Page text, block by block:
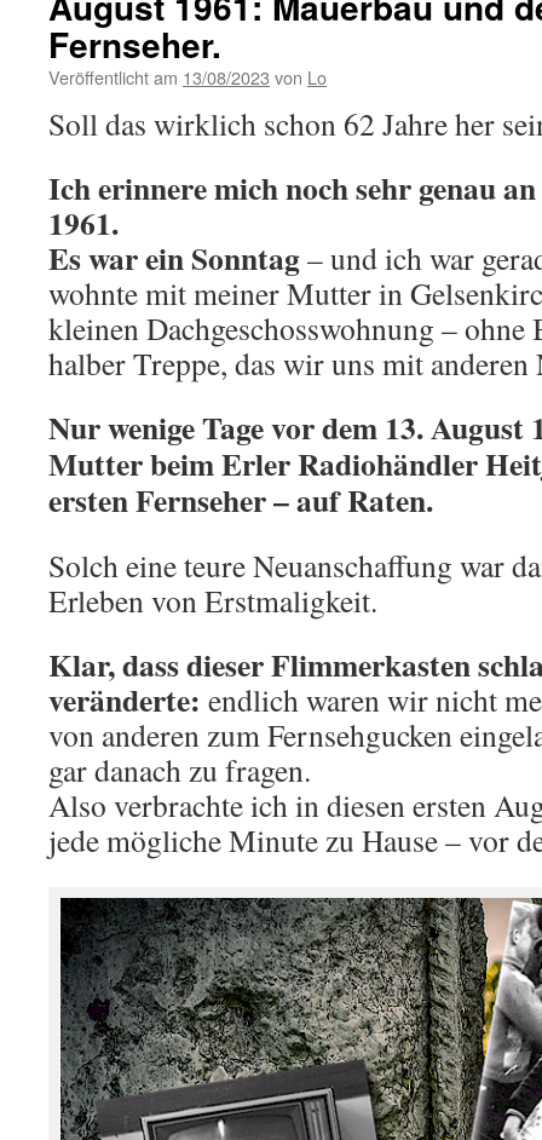
Fernseher.
Veröffentlicht am 13/08/2023 von Lo
Soll das wirklich schon 62 Jahre her
Ich erinnere mich noch sehr genau
1961.
Es war ein Sonntag– und ich war
wohnte mit meiner Mutter in
kleinen Dachgeschosswohnung –
halber Treppe, das wir uns mit
Nur wenige Tage vor dem 13. August
Mutter beim Erler Radiohändler
ersten Fernseher – auf Raten.
Solch eine teure Neuanschaffung war
Erleben von Erstmaligkeit.
Klar, dass dieser Flimmerkasten
veränderte: endlich waren wir nicht
von anderen zum Fernsehgucken
gar danach zu fragen.
Also verbrachte ich in diesen ersten
jede mögliche Minute zu Hause – vor